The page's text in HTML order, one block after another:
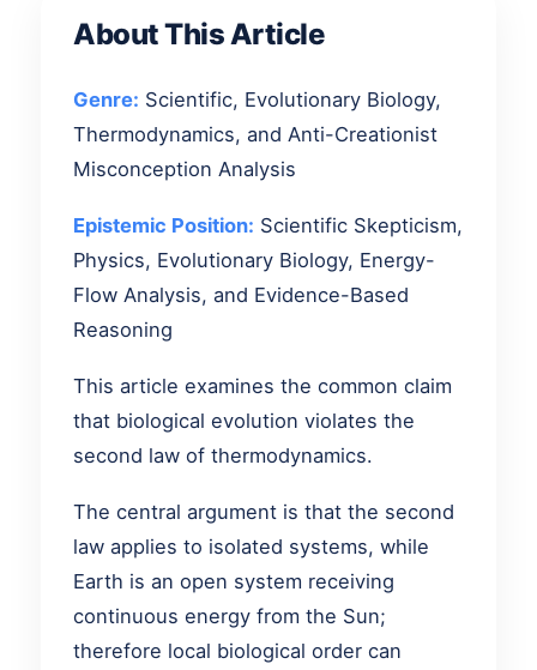
About This Article
Genre: Scientific, Evolutionary Biology,
Thermodynamics, and Anti-Creationist
Misconception Analysis
Epistemic Position: Scientific Skepticism,
Physics, Evolutionary Biology, Energy-
Flow Analysis, and Evidence-Based
Reasoning
This article examines the common claim
that biological evolution violates the
second law of thermodynamics.
The central argument is that the second
law applies to isolated systems, while
Earth is an open system receiving
continuous energy from the Sun;
therefore local biological order can